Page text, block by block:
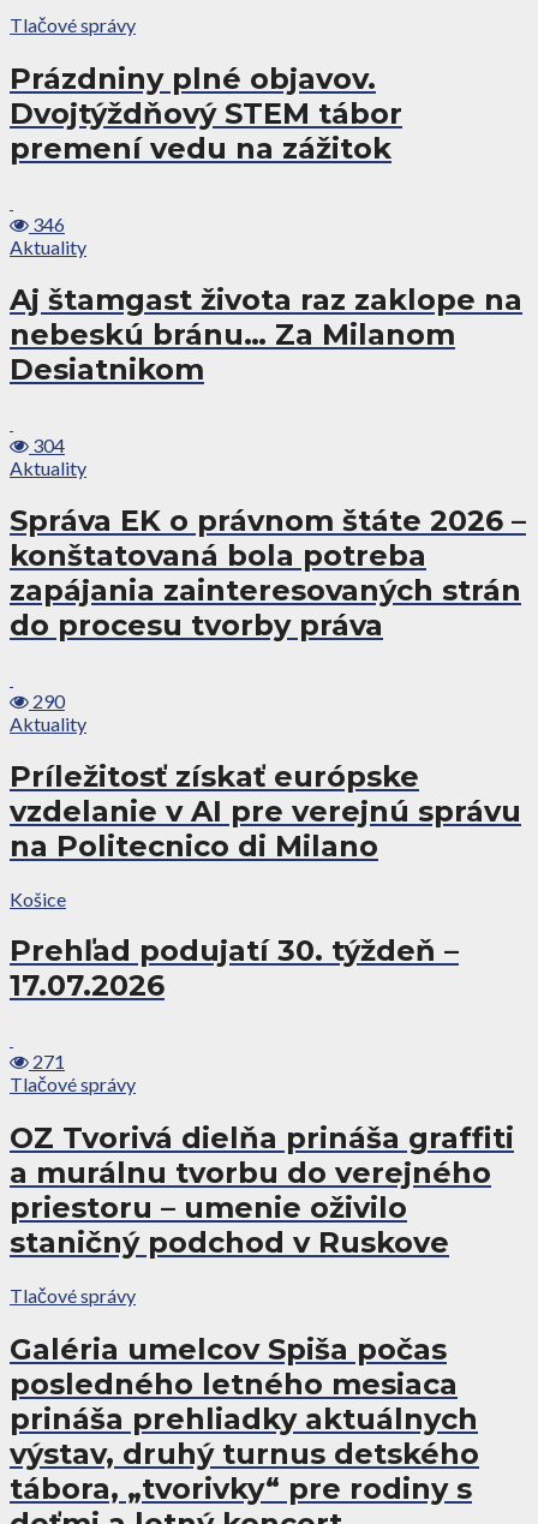
Tlačové správy
Prázdniny plné objavov.
Dvojtýždňový STEM tábor
premení vedu na zážitok
346
Aktuality
Aj štamgast života raz zaklope na
nebeskú bránu… Za Milanom
Desiatnikom
304
Aktuality
Správa EK o právnom štáte 2026 –
konštatovaná bola potreba
zapájania zainteresovaných strán
do procesu tvorby práva
290
Aktuality
Príležitosť získať európske
vzdelanie v AI pre verejnú správu
na Politecnico di Milano
Košice
Prehľad podujatí 30. týždeň –
17.07.2026
271
Tlačové správy
OZ Tvorivá dielňa prináša graffiti
a murálnu tvorbu do verejného
priestoru – umenie oživilo
staničný podchod v Ruskove
Tlačové správy
Galéria umelcov Spiša počas
posledného letného mesiaca
prináša prehliadky aktuálnych
výstav, druhý turnus detského
tábora, „tvorivky“ pre rodiny s